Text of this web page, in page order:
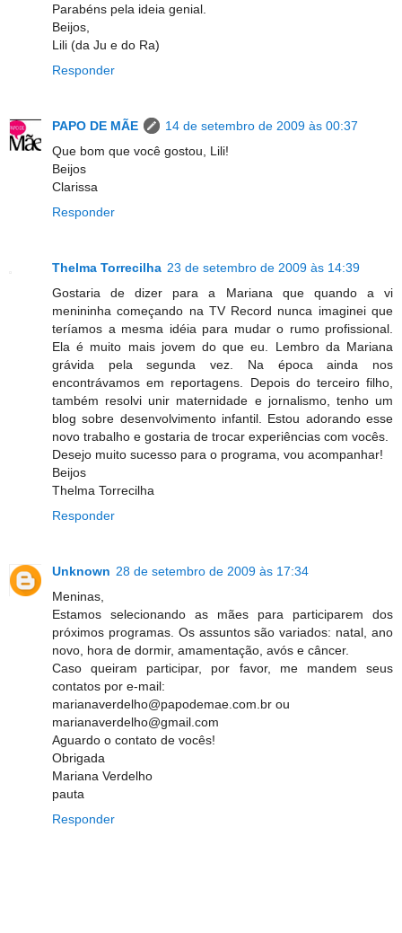
Parabéns pela ideia genial.
Beijos,
Lili (da Ju e do Ra)
Responder
PAPO DE MÃE
14 de setembro de 2009 às 00:37
Que bom que você gostou, Lili!
Beijos
Clarissa
Responder
Thelma Torrecilha 23 de setembro de 2009 às 14:39
Gostaria de dizer para a Mariana que quando a vi
menininha começando na TV Record nunca imaginei que
teríamos a mesma idéia para mudar o rumo profissional.
Ela é muito mais jovem do que eu. Lembro da Mariana
grávida pela segunda vez. Na época ainda nos
encontrávamos em reportagens. Depois do terceiro filho,
também resolvi unir maternidade e jornalismo, tenho um
blog sobre desenvolvimento infantil. Estou adorando esse
novo trabalho e gostaria de trocar experiências com vocês.
Desejo muito sucesso para o programa, vou acompanhar!
Beijos
Thelma Torrecilha
Responder
Unknown 28 de setembro de 2009 às 17:34
Meninas,
Estamos selecionando as mães para participarem dos
próximos programas. Os assuntos são variados: natal, ano
novo, hora de dormir, amamentação, avós e câncer.
Caso queiram participar, por favor, me mandem seus
contatos por e-mail:
marianaverdelho@papodemae.com.br ou
marianaverdelho@gmail.com
Aguardo o contato de vocês!
Obrigada
Mariana Verdelho
pauta
Responder